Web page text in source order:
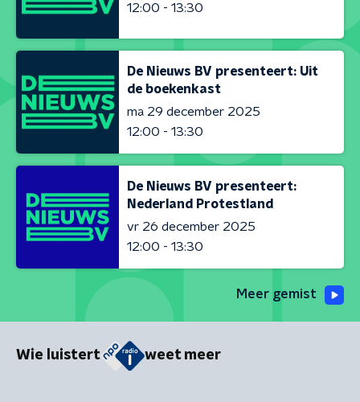
12:00 - 13:30
De Nieuws BV presenteert: Uit
de boekenkast
ma 29 december 2025
12:00 - 13:30
De Nieuws BV presenteert:
Nederland Protestland
vr 26 december 2025
12:00 - 13:30
Meer gemist
Wie luistert weet meer